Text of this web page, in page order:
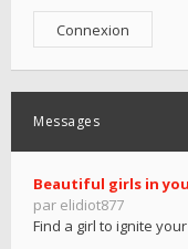
Messages
Beautiful girls in
par elidiot877
Find a girl to ignite